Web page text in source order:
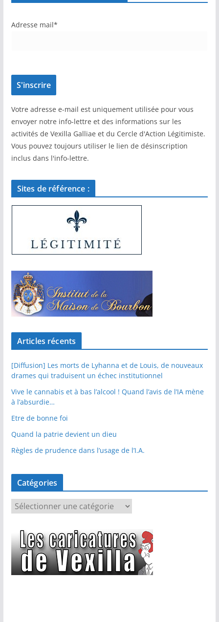
Adresse mail*
Votre adresse e-mail est uniquement utilisée pour vous
envoyer notre info-lettre et des informations sur les
activités de Vexilla Galliae et du Cercle d'Action Légitimiste.
Vous pouvez toujours utiliser le lien de désinscription
inclus dans l'info-lettre.
Sites de référence :
Articles récents
[Diffusion] Les morts de Lyhanna et de Louis, de nouveaux
drames qui traduisent un échec institutionnel
Vive le cannabis et à bas l’alcool ! Quand l’avis de l’IA mène
à l’absurdie…
Etre de bonne foi
Quand la patrie devient un dieu
Règles de prudence dans l’usage de l’I.A.
Catégories
a
é
g
o
r